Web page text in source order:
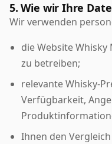
5. Wie wir Ihre
Wir verwenden
die Website
zu betreiben;
relevante Whisky-
Verfügbarkeit,
Ihnen den